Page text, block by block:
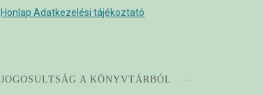
Honlap Adatkezelési tájékoztató
JOGOSULTSÁG A KÖNYVTÁRBÓL